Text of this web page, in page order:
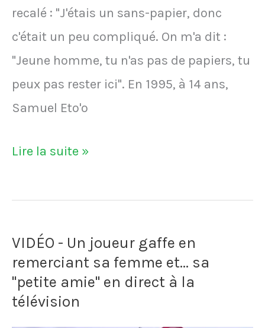
transfert
de
Saint-
Etienne
à
en
recalé : "J'étais un sans-papier, donc
c'était un peu compliqué. On m'a dit :
"Jeune homme, tu n'as pas de papiers, tu
peux pas rester ici". En 1995, à 14 ans,
Samuel Eto'o
Le
refuse
Eto'o
en
1995
Lire la suite »
VIDÉO - Un joueur gaffe en
remerciant sa femme et... sa
"petite amie" en direct à la
télévision